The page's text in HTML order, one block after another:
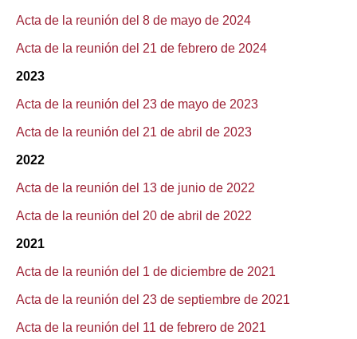
Acta de la reunión del 8 de mayo de 2024
Acta de la reunión del 21 de febrero de 2024
2023
Acta de la reunión del 23 de mayo de 2023
Acta de la reunión del 21 de abril de 2023
2022
Acta de la reunión del 13 de junio de 2022
Acta de la reunión del 20 de abril de 2022
2021
Acta de la reunión del 1 de diciembre de 2021
Acta de la reunión del 23 de septiembre de 2021
Acta de la reunión del 11 de febrero de 2021